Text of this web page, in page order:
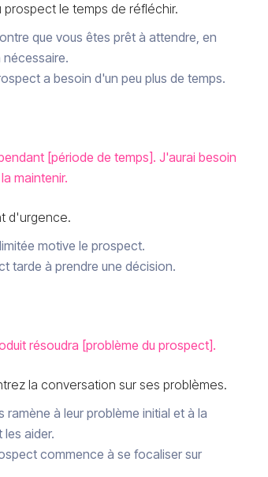
le temps de réfléchir.
que vous êtes prêt à attendre, en
a besoin d'un peu plus de temps.
[période de temps]. J'aurai besoin
maintenir.
d'urgence.
motive le prospect.
tarde à prendre une décision.
résoudra [problème du prospect].
la conversation sur ses problèmes.
ramène à leur problème initial et à la
aider.
commence à se focaliser sur